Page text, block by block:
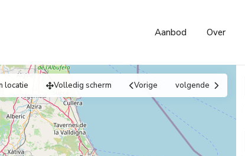
Aanbod Over
locatie Volledig scherm Vorige volgende